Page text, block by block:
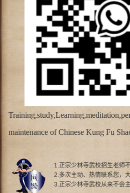
maintenance of Chinese Kung Fu
1.正宗少林寺武校招生老师
2.多次主动、热情联系您，
3.正宗少林寺武校从来不会